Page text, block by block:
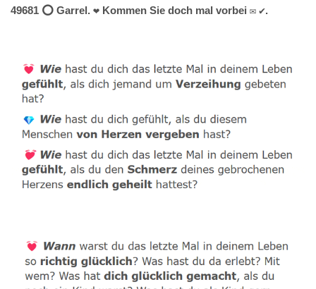
49681 ⭕ Garrel. ❤ Kommen Sie doch mal vorbei ✉ ✔.